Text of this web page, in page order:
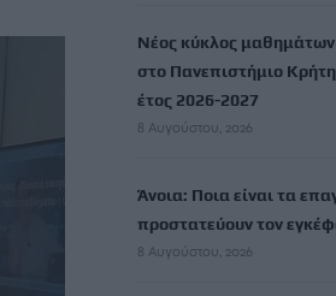
Νέος κύκλος μαθημάτων
στο Πανεπιστήμιο
έτος 2026-2027
8 Αυγούστου, 2026
Άνοια: Ποια είναι τα
προστατεύουν τον
8 Αυγούστου, 2026